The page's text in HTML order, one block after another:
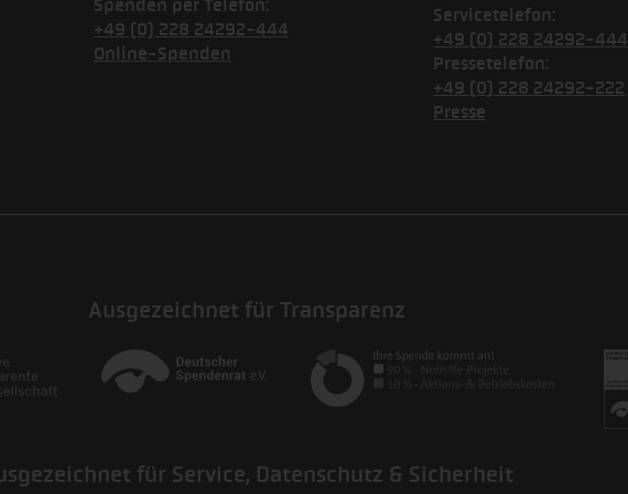
Spenden per Telefon:
+49 (0) 228 24292-444
Online-Spenden
Servicetelefon:
+49 (0) 228 24292-444
Pressetelefon:
+49 (0) 228 24292-222
Presse
Ausgezeichnet für Transparenz
für Service, Datenschutz & Sicherheit